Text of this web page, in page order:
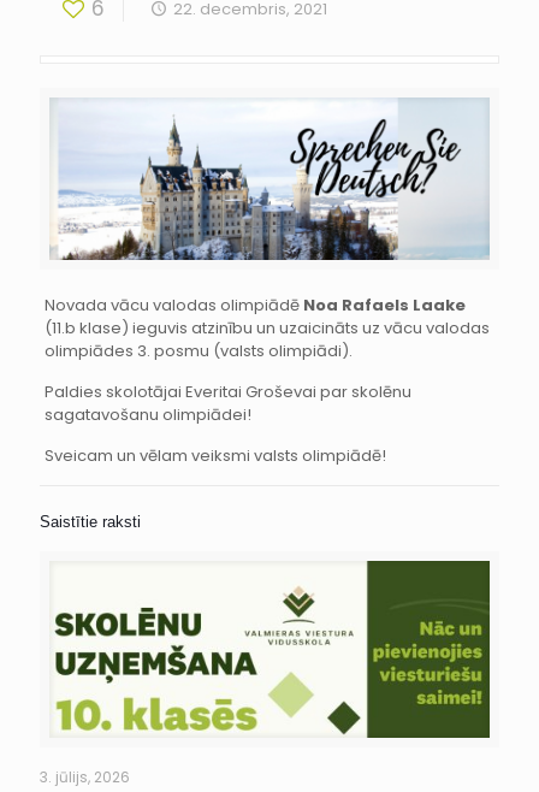
6 22. decembris, 2021
Novada vācu valodas olimpiādē Noa Rafaels Laake
(11.b klase) ieguvis atzinību un uzaicināts uz vācu valodas
olimpiādes 3. posmu (valsts olimpiādi).
Paldies skolotājai Everitai Groševai par skolēnu
sagatavošanu olimpiādei!
Sveicam un vēlam veiksmi valsts olimpiādē!
Saistītie raksti
3. jūlijs, 2026